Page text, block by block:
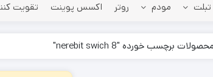
مودم روتر اکسس پوینت تقویت
محصولات برچسب خورده "nerebit swich 8"